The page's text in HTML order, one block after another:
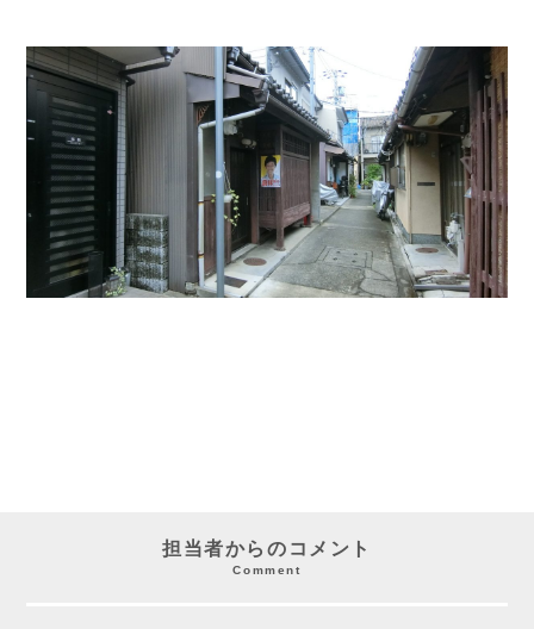
担当者からのコメント
Comment